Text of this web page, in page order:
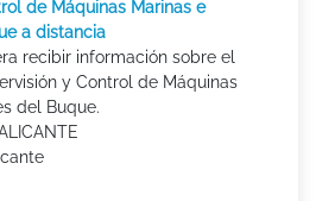
de Máquinas Marinas e
a distancia
recibir información sobre el
y Control de Máquinas
del Buque.